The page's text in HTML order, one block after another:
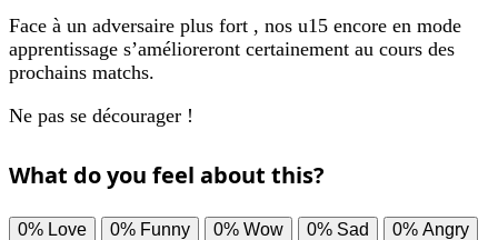
Face à un adversaire plus fort , nos u15 encore en mode
apprentissage s’amélioreront certainement au cours des
prochains matchs.
Ne pas se décourager !
What do you feel about this?
0% Love 0% Funny 0% Wow 0% Sad 0% Angry